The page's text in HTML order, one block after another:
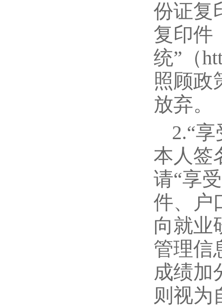
份证复
复印件
统”（
照顾政
放弃。
2.“
本人签
请“享
件、户
向就业
管理信
成绩加
则视为